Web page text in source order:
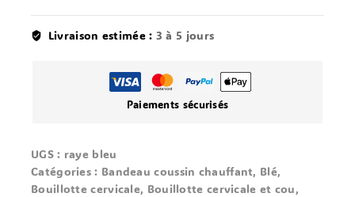
Livraison estimée : 3 à 5 jours
Paiements sécurisés
UGS : raye bleu
Catégories : Bandeau coussin chauffant, Blé,
Bouillotte cervicale, Bouillotte cervicale et cou,